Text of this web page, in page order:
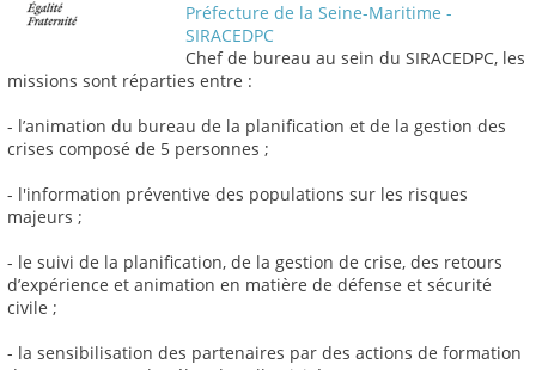
Préfecture de la Seine-Maritime -
SIRACEDPC
Chef de bureau au sein du SIRACEDPC, les
missions sont réparties entre :
- l’animation du bureau de la planification et de la gestion des
crises composé de 5 personnes ;
- l'information préventive des populations sur les risques
majeurs ;
- le suivi de la planification, de la gestion de crise, des retours
d’expérience et animation en matière de défense et sécurité
civile ;
- la sensibilisation des partenaires par des actions de formation